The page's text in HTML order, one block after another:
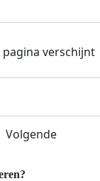
pagina verschijnt
Volgende